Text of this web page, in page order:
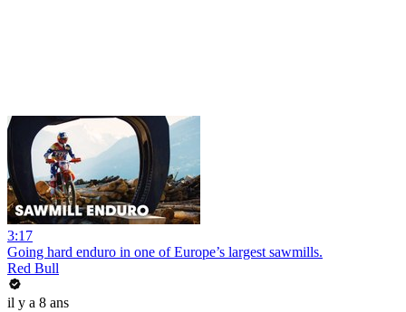
3:17
Going hard enduro in one of Europe’s largest sawmills.
Red Bull
il y a 8 ans